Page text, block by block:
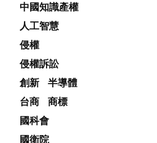
中國知識產權
人工智慧
侵權
侵權訴訟
創新
半導體
台商
商標
國科會
國衛院